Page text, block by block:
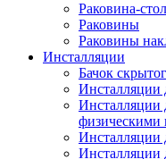
Раковина-
Раковины
Раковины
Инсталляции
Бачок
Инсталляции
Инсталляции
физическими
Инсталляции
Инсталляции